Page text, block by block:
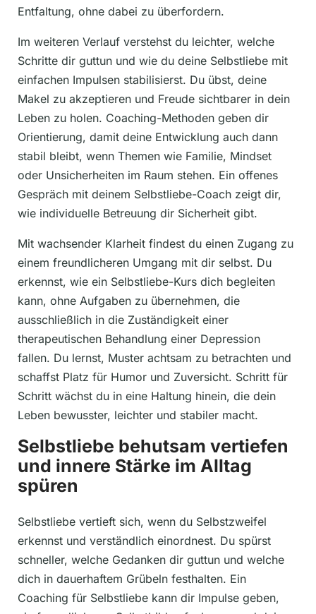
Entfaltung, ohne dabei zu überfordern.
Im weiteren Verlauf verstehst du leichter, welche
Schritte dir guttun und wie du deine Selbstliebe mit
einfachen Impulsen stabilisierst. Du übst, deine
Makel zu akzeptieren und Freude sichtbarer in dein
Leben zu holen. Coaching-Methoden geben dir
Orientierung, damit deine Entwicklung auch dann
stabil bleibt, wenn Themen wie Familie, Mindset
oder Unsicherheiten im Raum stehen. Ein offenes
Gespräch mit deinem Selbstliebe-Coach zeigt dir,
wie individuelle Betreuung dir Sicherheit gibt.
Mit wachsender Klarheit findest du einen Zugang zu
einem freundlicheren Umgang mit dir selbst. Du
erkennst, wie ein Selbstliebe-Kurs dich begleiten
kann, ohne Aufgaben zu übernehmen, die
ausschließlich in die Zuständigkeit einer
therapeutischen Behandlung einer Depression
fallen. Du lernst, Muster achtsam zu betrachten und
schaffst Platz für Humor und Zuversicht. Schritt für
Schritt wächst du in eine Haltung hinein, die dein
Leben bewusster, leichter und stabiler macht.
Selbstliebe behutsam vertiefen
und innere Stärke im Alltag
spüren
Selbstliebe vertieft sich, wenn du Selbstzweifel
erkennst und verständlich einordnest. Du spürst
schneller, welche Gedanken dir guttun und welche
dich in dauerhaftem Grübeln festhalten. Ein
Coaching für Selbstliebe kann dir Impulse geben,